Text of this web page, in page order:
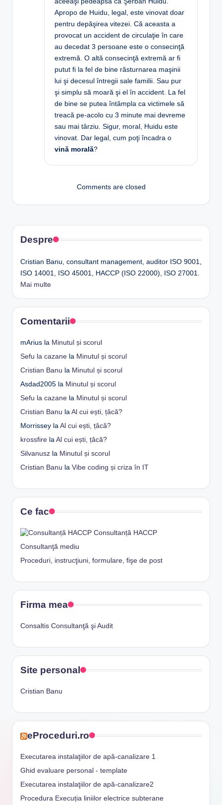
Apropo de Huidu, legal, este vinovat doar
pentru depăşirea vitezei. Că aceasta a
provocat un accident de circulaţie în care
au decedat 3 persoane este o consecinţă
extremă. O altă consecinţă extremă ar fi
putut fi la fel de bine răsturnarea maşinii
lui şi decesul întregii sale familii. Sau pur
şi simplu să moară şi el în accident. La fel
de bine se putea întâmpla ca victimele să
treacă pe-acolo cu 3 minute mai devreme
sau mai târziu. Sigur, moral, Huidu este
vinovat. Dar legal, cum poţi încadra o
vină morală?
Comments are closed
Despre
Cristian Banu, consultant management, auditor ISO 9001,
ISO 14001, ISO 45001, HACCP (ISO 22000), ISO 27001.
Mai multe
Comentarii
mArius la Minutul și scorul
Sefu la cazane la Minutul și scorul
Cristian Banu la Minutul și scorul
Asdad2005 la Minutul și scorul
Sefu la cazane la Minutul și scorul
Cristian Banu la Al cui ești, țâcă?
Morrissey la Al cui ești, țâcă?
krossfire la Al cui ești, țâcă?
Silvanusz la Minutul și scorul
Cristian Banu la Vibe coding și criza în IT
Ce fac
Consultanță HACCP
Consultanţă mediu
Proceduri, instrucţiuni, formulare, fişe de post
Firma mea
Consaltis Consultanţă şi Audit
Site personal
Cristian Banu
eProceduri.ro
Executarea instalaţiilor de apă-canalizare 1
Ghid evaluare personal - template
Executarea instalaţiilor de apă-canalizare2
Procedura Execuția liniilor electrice subterane